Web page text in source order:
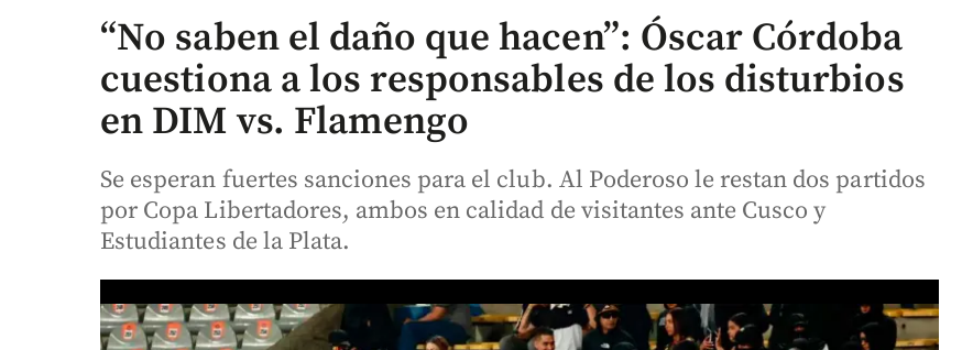
“No saben el daño que hacen”: Óscar Córdoba
cuestiona a los responsables de los disturbios
en DIM vs. Flamengo
Se esperan fuertes sanciones para el club. Al Poderoso le restan dos partidos
por Copa Libertadores, ambos en calidad de visitantes ante Cusco y
Estudiantes de la Plata.